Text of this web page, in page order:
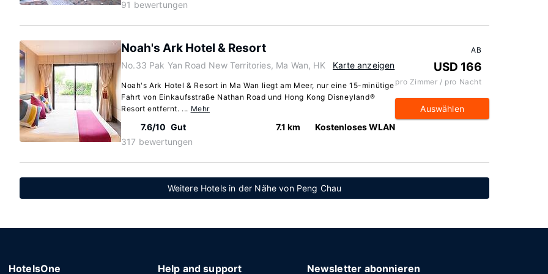
91 bewertungen
Noah's Ark Hotel & Resort
No.33 Pak Yan Road New Territories, Ma Wan, HK Karte anzeigen
Noah's Ark Hotel & Resort in Ma Wan liegt am Meer, nur eine 15-minütige
Fahrt von Einkaufsstraße Nathan Road und Hong Kong Disneyland®
Resort entfernt. ... Mehr
7.6/10 Gut
317 bewertungen
7.1 km Kostenloses WLAN
AB
USD 166
pro Zimmer / pro Nacht
Auswählen
Weitere Hotels in der Nähe von Peng Chau
HotelsOne Help and support Newsletter abonnieren